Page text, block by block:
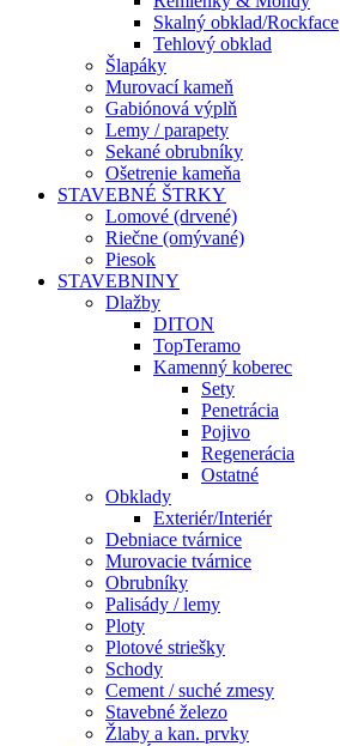
Skalný obklad/Rockface
Tehlový obklad
Šlapáky
Murovací kameň
Gabiónová výplň
Lemy / parapety
Sekané obrubníky
Ošetrenie kameňa
STAVEBNÉ ŠTRKY
Lomové (drvené)
Riečne (omývané)
Piesok
STAVEBNINY
Dlažby
DITON
TopTeramo
Kamenný koberec
Sety
Penetrácia
Pojivo
Regenerácia
Ostatné
Obklady
Exteriér/Interiér
Debniace tvárnice
Murovacie tvárnice
Obrubníky
Palisády / lemy
Ploty
Plotové striešky
Schody
Cement / suché zmesy
Stavebné železo
Žlaby a kan. prvky